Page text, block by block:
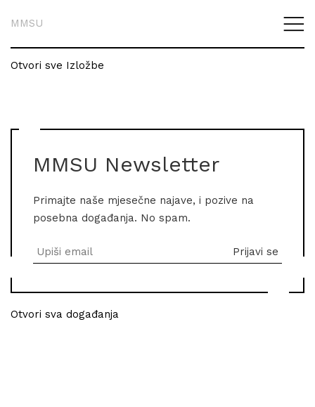
MMSU
Otvori sve Izložbe
MMSU Newsletter
Primajte naše mjesečne najave, i pozive na
posebna događanja. No spam.
Otvori sva događanja